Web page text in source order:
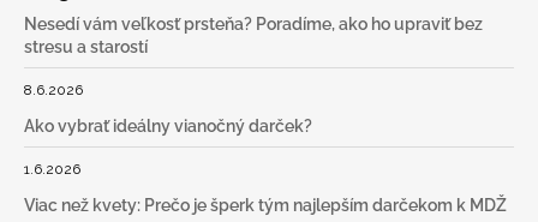
Nesedí vám veľkosť prsteňa? Poradíme, ako ho upraviť bez
stresu a starostí
8.6.2026
Ako vybrať ideálny vianočný darček?
1.6.2026
Viac než kvety: Prečo je šperk tým najlepším darčekom k MDŽ